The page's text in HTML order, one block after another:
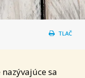
TLAČ
sa